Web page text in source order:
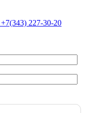
227-30-20